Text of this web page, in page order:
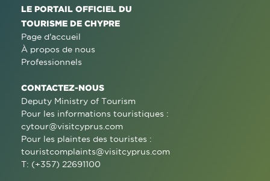
LE PORTAIL OFFICIEL DU
TOURISME DE CHYPRE
Page d'accueil
À propos de nous
Professionnels
CONTACTEZ-NOUS
Deputy Ministry of Tourism
Pour les informations touristiques :
cytour@visitcyprus.com
Pour les plaintes des touristes :
touristcomplaints@visitcyprus.com
T: (+357) 22691100